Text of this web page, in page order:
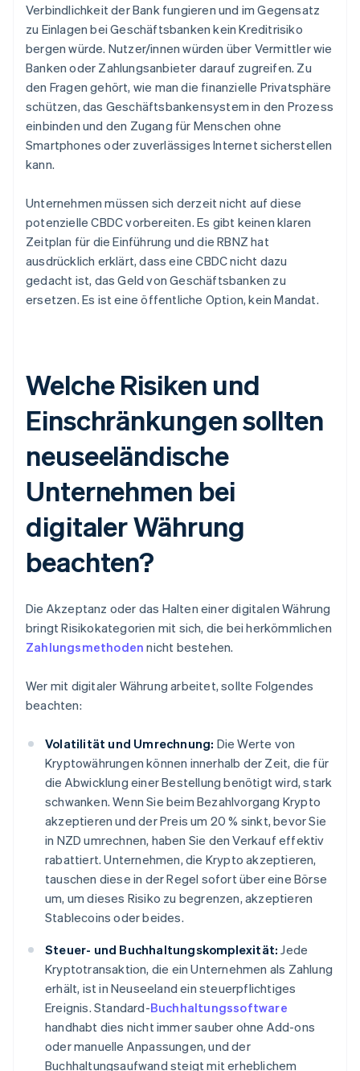
Verbindlichkeit der Bank fungieren und im Gegensatz
zu Einlagen bei Geschäftsbanken kein Kreditrisiko
bergen würde. Nutzer/innen würden über Vermittler wie
Banken oder Zahlungsanbieter darauf zugreifen. Zu
den Fragen gehört, wie man die finanzielle Privatsphäre
schützen, das Geschäftsbankensystem in den Prozess
einbinden und den Zugang für Menschen ohne
Smartphones oder zuverlässiges Internet sicherstellen
kann.
Unternehmen müssen sich derzeit nicht auf diese
potenzielle CBDC vorbereiten. Es gibt keinen klaren
Zeitplan für die Einführung und die RBNZ hat
ausdrücklich erklärt, dass eine CBDC nicht dazu
gedacht ist, das Geld von Geschäftsbanken zu
ersetzen. Es ist eine öffentliche Option, kein Mandat.
Welche Risiken und
Einschränkungen sollten
neuseeländische
Unternehmen bei
digitaler Währung
beachten?
Die Akzeptanz oder das Halten einer digitalen Währung
bringt Risikokategorien mit sich, die bei herkömmlichen
Zahlungsmethoden nicht bestehen.
Wer mit digitaler Währung arbeitet, sollte Folgendes
beachten:
Volatilität und Umrechnung: Die Werte von
Kryptowährungen können innerhalb der Zeit, die für
die Abwicklung einer Bestellung benötigt wird, stark
schwanken. Wenn Sie beim Bezahlvorgang Krypto
akzeptieren und der Preis um 20 % sinkt, bevor Sie
in NZD umrechnen, haben Sie den Verkauf effektiv
rabattiert. Unternehmen, die Krypto akzeptieren,
tauschen diese in der Regel sofort über eine Börse
um, um dieses Risiko zu begrenzen, akzeptieren
Stablecoins oder beides.
Steuer- und Buchhaltungskomplexität: Jede
Kryptotransaktion, die ein Unternehmen als Zahlung
erhält, ist in Neuseeland ein steuerpflichtiges
Ereignis. Standard-Buchhaltungssoftware
handhabt dies nicht immer sauber ohne Add-ons
oder manuelle Anpassungen, und der
Buchhaltungsaufwand steigt mit erheblichem